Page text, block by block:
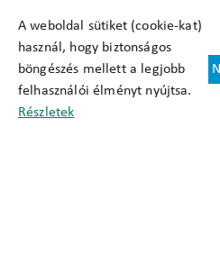
A weboldal sütiket (cookie-kat)
használ, hogy biztonságos
böngészés mellett a legjobb
felhasználói élményt nyújtsa.
Részletek
Felhasználási